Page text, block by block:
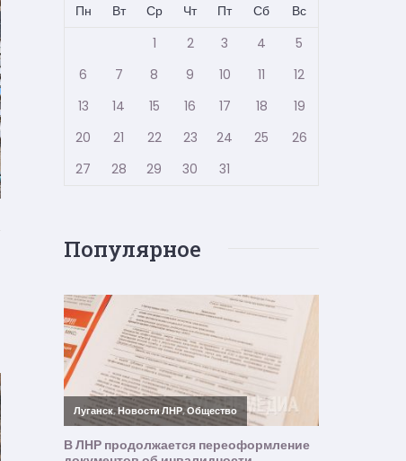
Пн
Вт Ср Чт Пт Сб
Вс
1
2 3 4
5
6
7 8 9 10 11
12
13
14 15 16 17 18
19
20
21 22 23 24 25
26
27
28 29 30 31
Популярное